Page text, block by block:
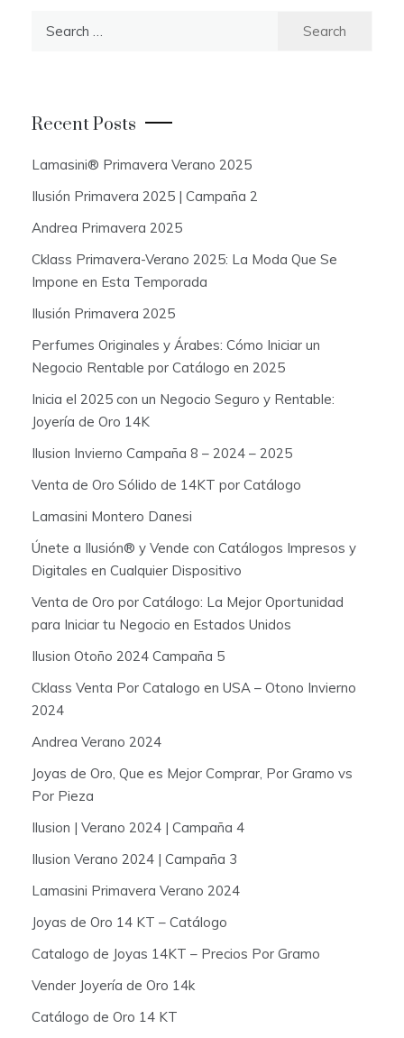
h
f
r
Recent Posts
Lamasini® Primavera Verano 2025
Ilusión Primavera 2025 | Campaña 2
Andrea Primavera 2025
Cklass Primavera-Verano 2025: La Moda Que Se
Impone en Esta Temporada
Ilusión Primavera 2025
Perfumes Originales y Árabes: Cómo Iniciar un
Negocio Rentable por Catálogo en 2025
Inicia el 2025 con un Negocio Seguro y Rentable:
Joyería de Oro 14K
Ilusion Invierno Campaña 8 – 2024 – 2025
Venta de Oro Sólido de 14KT por Catálogo
Lamasini Montero Danesi
Únete a Ilusión® y Vende con Catálogos Impresos y
Digitales en Cualquier Dispositivo
Venta de Oro por Catálogo: La Mejor Oportunidad
para Iniciar tu Negocio en Estados Unidos
Ilusion Otoño 2024 Campaña 5
Cklass Venta Por Catalogo en USA – Otono Invierno
2024
Andrea Verano 2024
Joyas de Oro, Que es Mejor Comprar, Por Gramo vs
Por Pieza
Ilusion | Verano 2024 | Campaña 4
Ilusion Verano 2024 | Campaña 3
Lamasini Primavera Verano 2024
Joyas de Oro 14 KT – Catálogo
Catalogo de Joyas 14KT – Precios Por Gramo
Vender Joyería de Oro 14k
Catálogo de Oro 14 KT